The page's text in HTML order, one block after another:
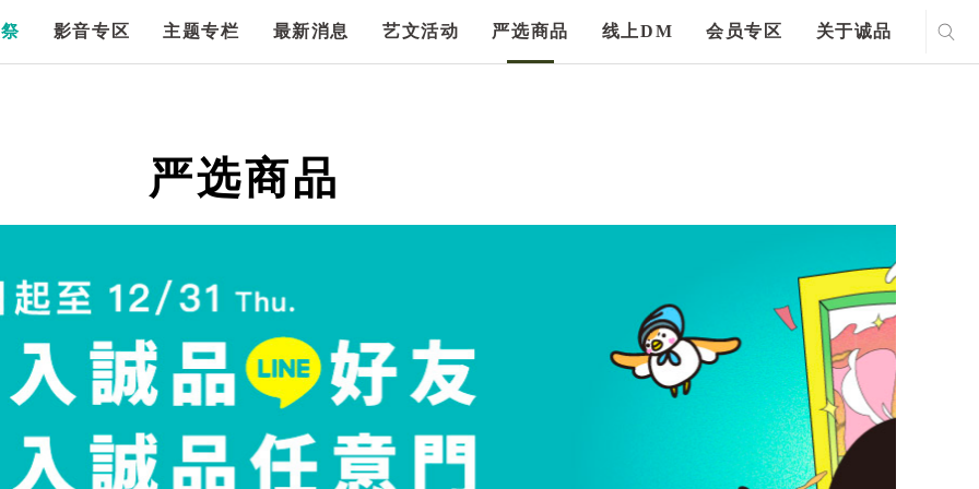
影音专区 主题专栏 最新消息 艺文活动 严选商品 线上DM 会员专区 关于诚品
严选商品